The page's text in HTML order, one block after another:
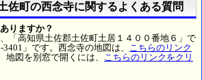
佐町の西念寺に関するよくある質問
りますか？
「高知県土佐郡土佐町土居１４００番地６」で
」です。西念寺の地図は、 こちらのリンク
地図を別窓で開くには、 こちらのリンクをクリ